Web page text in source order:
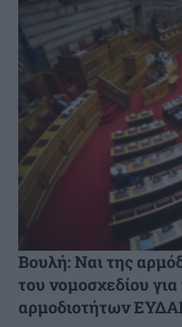
Βουλή: Ναι της
του νομοσχεδίου
αρμοδιοτήτων